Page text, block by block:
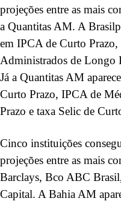
projeções entre as mais
a Quantitas AM. A
em IPCA de Curto
Administrados de Longo
Já a Quantitas AM
Curto Prazo, IPCA de
Prazo e taxa Selic de
Cinco instituições
projeções entre as mais
Barclays, Bco ABC
Capital. A Bahia AM